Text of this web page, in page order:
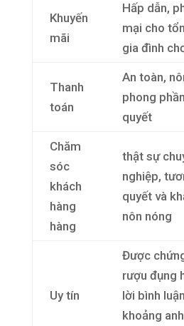
Khuyến
mãi
Hấp dẫn,
mại cho
gia đình
Thanh
toán
An toàn,
phong
quyết
Chăm
sóc
khách
hàng
hàng
thật sự
nghiệp,
quyết và
nôn nóng
Uy tín
Được
rượu đụng
lời bình
khoảng